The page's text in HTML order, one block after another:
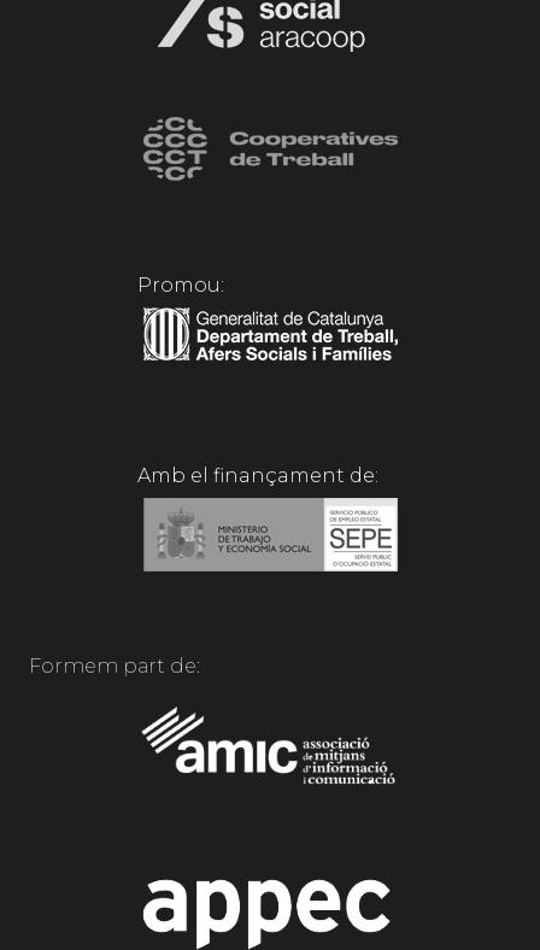
Promou:
Amb el finançament de:
Formem part de: